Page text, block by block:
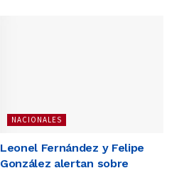
NACIONALES
Leonel Fernández y Felipe
González alertan sobre